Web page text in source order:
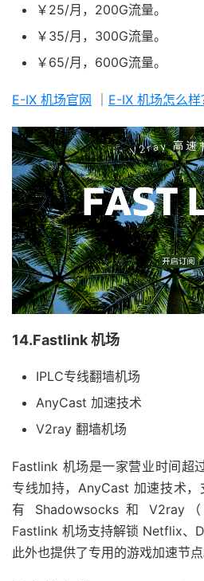
￥25/月，200G流量。
￥35/月，300G流量。
￥65/月，600G流量。
E-IX 机场官网 E-IX 机场怎么样
14.Fastlink 机场
IPLC专线翻墙机场
AnyCast 加速技术
V2ray 翻墙机场
Fastlink 机场是一家营业时间超
专线加持，AnyCast 加速技术，
有 Shadowsocks 和 V2ray
Fastlink 机场支持解锁 Netflix、
此外也提供了专用的游戏加速节点